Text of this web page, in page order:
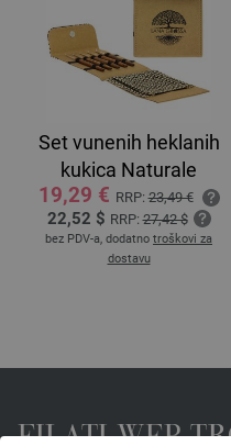
Set vunenih heklanih
kukica Naturale
19,29 € RRP:23,49 €
22,52 $ RRP:27,42 $
bez PDV-a, dodatno troškovi za
dostavu